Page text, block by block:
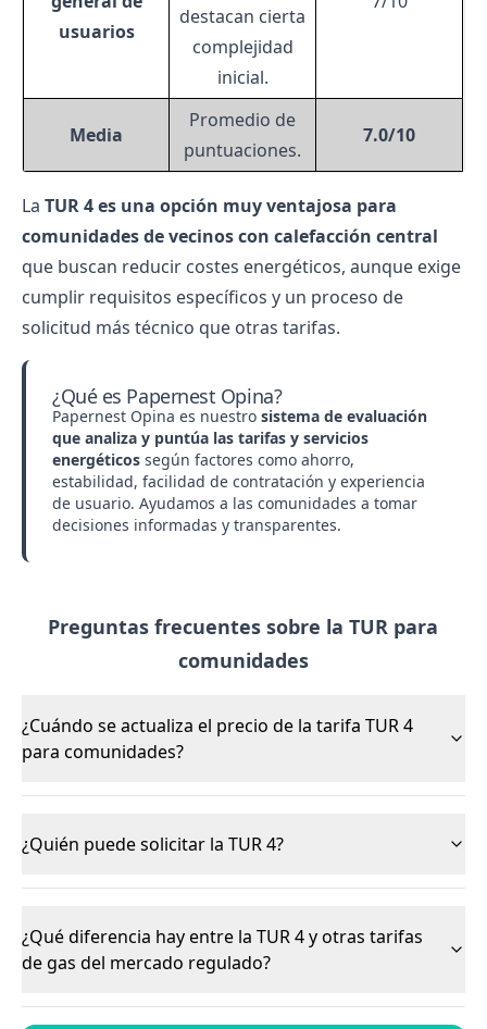
usuarios
destacan cierta
complejidad
inicial.
Media
Promedio de
puntuaciones.
7.0/10
La TUR 4 es una opción muy ventajosa para
comunidades de vecinos con calefacción central
que buscan reducir costes energéticos, aunque exige
cumplir requisitos específicos y un proceso de
solicitud más técnico que otras tarifas.
¿Qué es Papernest Opina?
Papernest Opina es nuestro sistema de evaluación
que analiza y puntúa las tarifas y servicios
energéticos según factores como ahorro,
estabilidad, facilidad de contratación y experiencia
de usuario. Ayudamos a las comunidades a tomar
decisiones informadas y transparentes.
Preguntas frecuentes sobre la TUR para
comunidades
¿Cuándo se actualiza el precio de la tarifa TUR 4
para comunidades?
¿Quién puede solicitar la TUR 4?
¿Qué diferencia hay entre la TUR 4 y otras tarifas
de gas del mercado regulado?